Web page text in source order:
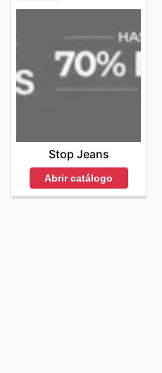
Stop Jeans
Abrir catálogo